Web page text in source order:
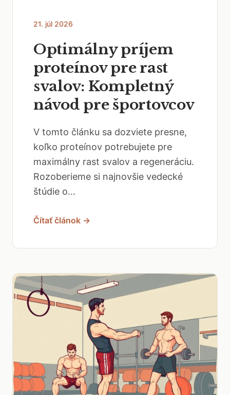
21. júl 2026
Optimálny príjem
proteínov pre rast
svalov: Kompletný
návod pre športovcov
V tomto článku sa dozviete presne,
koľko proteínov potrebujete pre
maximálny rast svalov a regeneráciu.
Rozoberieme si najnovšie vedecké
štúdie o...
Čítať článok →